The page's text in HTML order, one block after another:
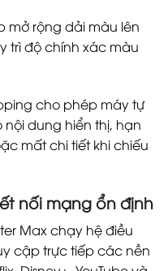
mở rộng dải màu lên
trì độ chính xác màu
cho phép máy tự
nội dung hiển thị, hạn
mất chi tiết khi chiếu
nối mạng ổn định
Max chạy hệ điều
cập trực tiếp các nền